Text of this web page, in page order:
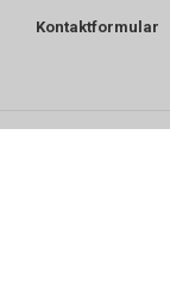
Kontaktformular